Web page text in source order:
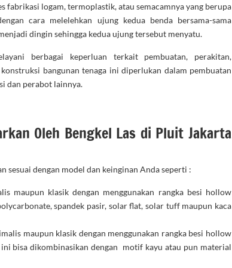
fabrikasi logam, termoplastik, atau semacamnya yang berupa
cara melelehkan ujung kedua benda bersama-sama
dingin sehingga kedua ujung tersebut menyatu.
berbagai keperluan terkait pembuatan, perakitan,
bangunan tenaga ini diperlukan dalam pembuatan
dan perabot lainnya.
Oleh Bengkel Las di Pluit Jakarta
sesuai dengan model dan keinginan Anda seperti :
maupun klasik dengan menggunakan rangka besi hollow
spandek pasir, solar flat, solar tuff maupun kaca
maupun klasik dengan menggunakan rangka besi hollow
bisa dikombinasikan dengan motif kayu atau pun material